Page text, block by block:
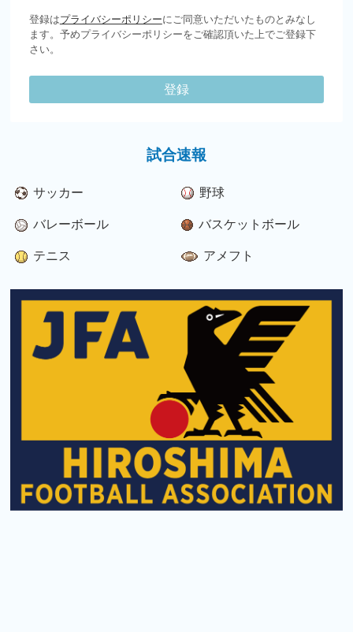
登録はプライバシーポリシーにご同意いただいたものとみなし
ます。予めプライバシーポリシーをご確認頂いた上でご登録下
さい。
登録
試合速報
サッカー 野球
バレーボール バスケットボール
テニス アメフト